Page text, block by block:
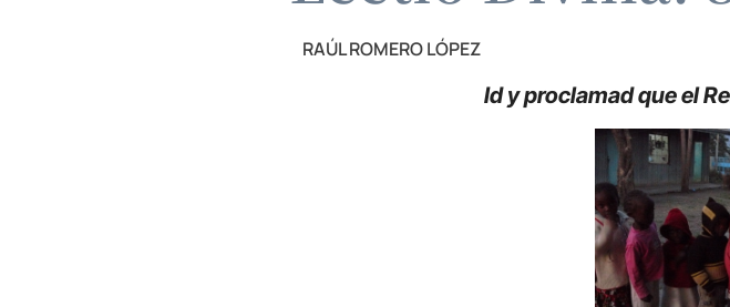
RAÚL ROMERO LÓPEZ
Id y proclamad que el